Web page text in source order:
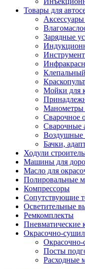
Товары для
Аксессуары
Зарядные
Мойки для
Манометры
Сварочное
Сварочные
Воздушные
Бачки,
Ходули
Машины для
Масло для
Полировальные
Компрессоры
Сопутствующие
Осветительные
Ремкомплекты
Пневматические
Окрасочно-
Посты
Расходные